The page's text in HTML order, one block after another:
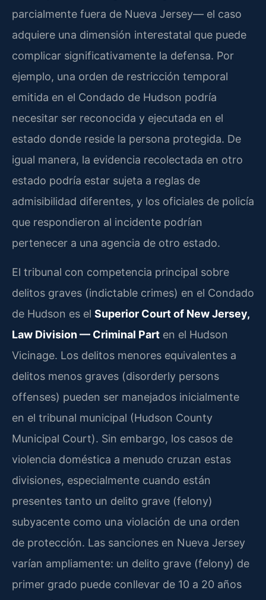
parcialmente fuera de Nueva Jersey— el caso
adquiere una dimensión interestatal que puede
complicar significativamente la defensa. Por
ejemplo, una orden de restricción temporal
emitida en el Condado de Hudson podría
necesitar ser reconocida y ejecutada en el
estado donde reside la persona protegida. De
igual manera, la evidencia recolectada en otro
estado podría estar sujeta a reglas de
admisibilidad diferentes, y los oficiales de policía
que respondieron al incidente podrían
pertenecer a una agencia de otro estado.
El tribunal con competencia principal sobre
delitos graves (indictable crimes) en el Condado
de Hudson es el Superior Court of New Jersey,
Law Division — Criminal Part en el Hudson
Vicinage. Los delitos menores equivalentes a
delitos menos graves (disorderly persons
offenses) pueden ser manejados inicialmente
en el tribunal municipal (Hudson County
Municipal Court). Sin embargo, los casos de
violencia doméstica a menudo cruzan estas
divisiones, especialmente cuando están
presentes tanto un delito grave (felony)
subyacente como una violación de una orden
de protección. Las sanciones en Nueva Jersey
varían ampliamente: un delito grave (felony) de
primer grado puede conllevar de 10 a 20 años